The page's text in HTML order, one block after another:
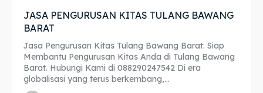
Blog
Blog
JASA PENGURUSAN KITAS TULANG BAWANG
BARAT
Jasa Pengurusan Kitas Tulang Bawang Barat: Siap
Membantu Pengurusan Kitas Anda di Tulang Bawang
Barat. Hubungi Kami di 088290247542 Di era
globalisasi yang terus berkembang,...